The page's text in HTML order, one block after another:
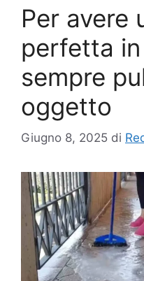
Per avere
perfetta
sempre
oggetto
Giugno 8, 2025 di